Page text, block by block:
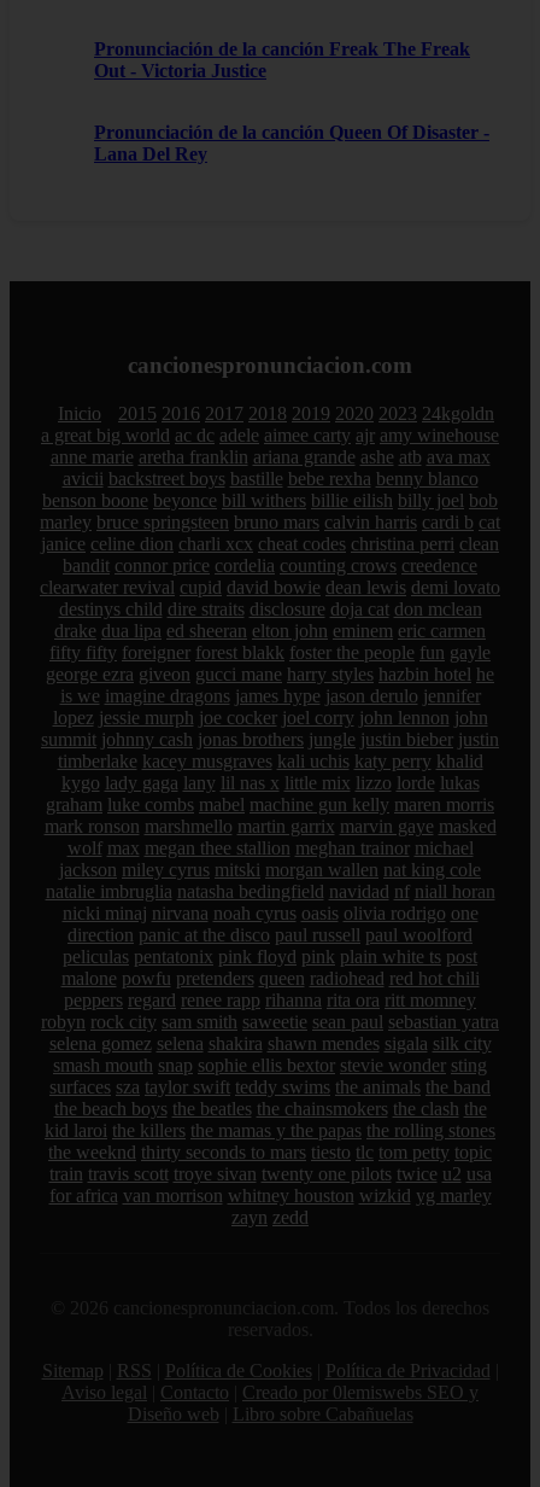
Pronunciación de la canción Freak The Freak
Out - Victoria Justice
Pronunciación de la canción Queen Of Disaster -
Lana Del Rey
cancionespronunciacion.com
Inicio 2015 2016 2017 2018 2019 2020 2023 24kgoldn
a great big world ac dc adele aimee carty ajr amy winehouse
anne marie aretha franklin ariana grande ashe atb ava max
avicii backstreet boys bastille bebe rexha benny blanco
benson boone beyonce bill withers billie eilish billy joel bob
marley bruce springsteen bruno mars calvin harris cardi b cat
janice celine dion charli xcx cheat codes christina perri clean
bandit connor price cordelia counting crows creedence
clearwater revival cupid david bowie dean lewis demi lovato
destinys child dire straits disclosure doja cat don mclean
drake dua lipa ed sheeran elton john eminem eric carmen
fifty fifty foreigner forest blakk foster the people fun gayle
george ezra giveon gucci mane harry styles hazbin hotel he
is we imagine dragons james hype jason derulo jennifer
lopez jessie murph joe cocker joel corry john lennon john
summit johnny cash jonas brothers jungle justin bieber justin
timberlake kacey musgraves kali uchis katy perry khalid
kygo lady gaga lany lil nas x little mix lizzo lorde lukas
graham luke combs mabel machine gun kelly maren morris
mark ronson marshmello martin garrix marvin gaye masked
wolf max megan thee stallion meghan trainor michael
jackson miley cyrus mitski morgan wallen nat king cole
natalie imbruglia natasha bedingfield navidad nf niall horan
nicki minaj nirvana noah cyrus oasis olivia rodrigo one
direction panic at the disco paul russell paul woolford
peliculas pentatonix pink floyd pink plain white ts post
malone powfu pretenders queen radiohead red hot chili
peppers regard renee rapp rihanna rita ora ritt momney
robyn rock city sam smith saweetie sean paul sebastian yatra
selena gomez selena shakira shawn mendes sigala silk city
smash mouth snap sophie ellis bextor stevie wonder sting
surfaces sza taylor swift teddy swims the animals the band
the beach boys the beatles the chainsmokers the clash the
kid laroi the killers the mamas y the papas the rolling stones
the weeknd thirty seconds to mars tiesto tlc tom petty topic
train travis scott troye sivan twenty one pilots twice u2 usa
for africa van morrison whitney houston wizkid yg marley
zayn zedd
© 2026 cancionespronunciacion.com. Todos los derechos
reservados.
Sitemap
RSS Política de Cookies Política de Privacidad
Aviso legal
Contacto
Creado por 0lemiswebs SEO y
Diseño web
Libro sobre Cabañuelas